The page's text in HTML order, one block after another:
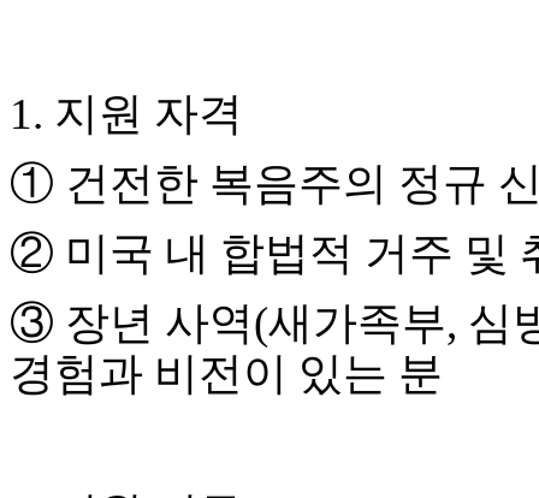
리
지
입
발
기
부
치
료
약
임
1. 지원 자격
① 건전한 복음주의 정규
② 미국 내 합법적 거주 및
③ 장년 사역(새가족부, 심
경험과 비전이 있는 분